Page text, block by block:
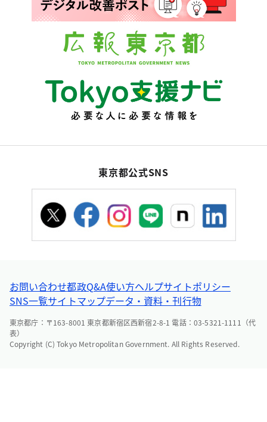
東京都公式SNS
お問い合わせ都政Q&A使い方ヘルプサイトポリシー
SNS一覧サイトマップデータ・資料・刊行物
東京都庁：〒163-8001 東京都新宿区西新宿2-8-1 電話：03-5321-1111（代
表）
Copyright (C) Tokyo Metropolitan Government. All Rights Reserved.